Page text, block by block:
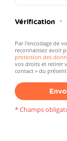
Vérification
Par l'encodage de
reconnaissez avoir
protection des
vos droits et retirer
contact » du
* Champs